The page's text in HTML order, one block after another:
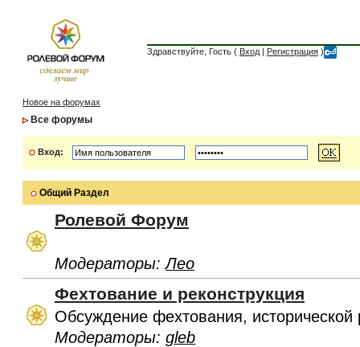
Здравствуйте, Гость ( Вход | Регистрация )
Новое на форумах
Все форумы
Вход:
Общий Раздел
Ролевой Форум
Модераторы:Лео
Фехтование и реконструкция
Обсуждение фехтования, исторической
Модераторы: gleb